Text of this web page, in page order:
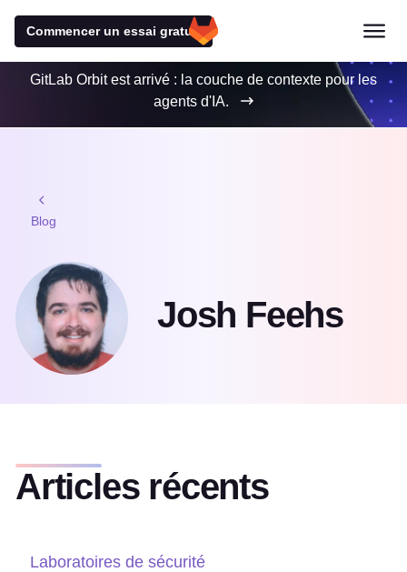
Commencer un essai gratuit
GitLab Orbit est arrivé : la couche de contexte pour les
agents d'IA.
Blog
Josh Feehs
Articles récents
Laboratoires de sécurité